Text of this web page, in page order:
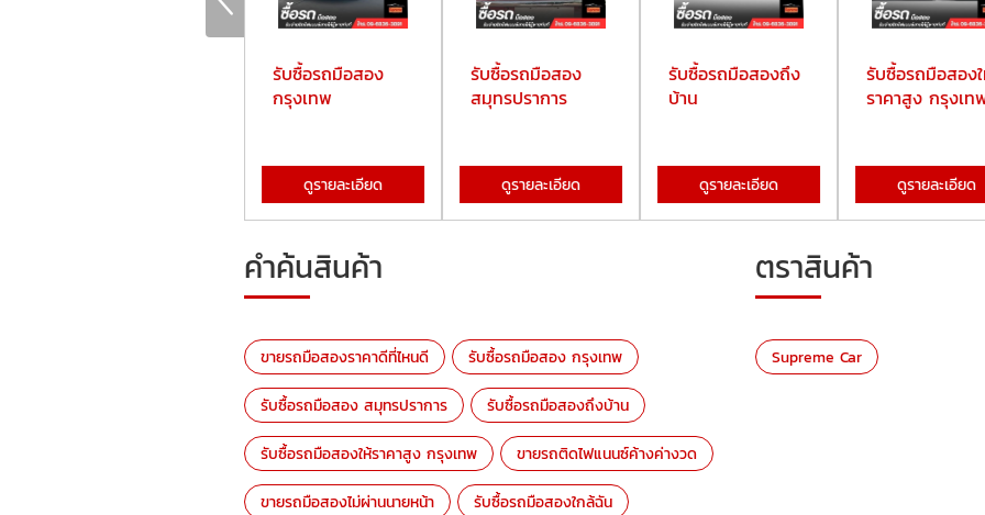
รับซื้อรถมือสอง
กรุงเทพ
ดูรายละเอียด
รับซื้อรถมือสอง
สมุทรปราการ
ดูรายละเอียด
รับซื้อรถมือสองถึง
บ้าน
ดูรายละเอียด
รับซื้อรถมือสอง
ราคาสูง กรุงเท
ดูรายละเอียด
คำค้นสินค้า
ขายรถมือสองราคาดีที่ไหนดี รับซื้อรถมือสอง กรุงเทพ
รับซื้อรถมือสอง สมุทรปราการ รับซื้อรถมือสองถึงบ้าน
รับซื้อรถมือสองให้ราคาสูง กรุงเทพ ขายรถติดไฟแนนซ์ค้างค่างวด
ขายรถมือสองไม่ผ่านนายหน้า รับซื้อรถมือสองใกล้ฉัน
ตราสินค้า
Supreme Car